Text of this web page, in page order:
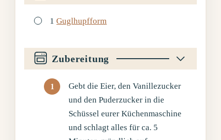
▢
1Guglhupfform
Zubereitung
Gebt die Eier, den Vanillezucker
und den Puderzucker in die
Schüssel eurer Küchenmaschine
und schlagt alles für ca. 5